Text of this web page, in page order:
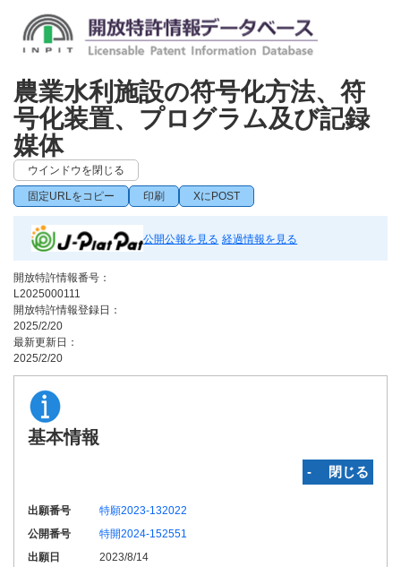
農業水利施設の符号化方法、符
号化装置、プログラム及び記録
媒体
ウインドウを閉じる
固定URLをコピー 印刷 XにPOST
公開公報を見る 経過情報を見る
開放特許情報番号：
L2025000111
開放特許情報登録日：
2025/2/20
最新更新日：
2025/2/20
基本情報
‐ 閉じる
出願番号
特願2023-132022
公開番号
特開2024-152551
出願日
2023/8/14